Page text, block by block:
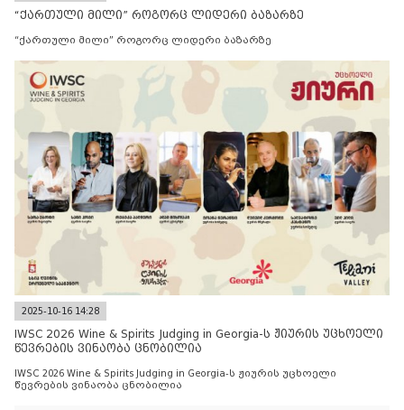
“ქართული მილი” როგორც ლიდერი ბაზარზე
“ქართული მილი” როგორც ლიდერი ბაზარზე
2025-10-16 14:28
IWSC 2026 Wine & Spirits Judging in Georgia-ს ჟიურის უცხოელი
წევრების ვინაობა ცნობილია
IWSC 2026 Wine & Spirits Judging in Georgia-ს ჟიურის უცხოელი
წევრების ვინაობა ცნობილია